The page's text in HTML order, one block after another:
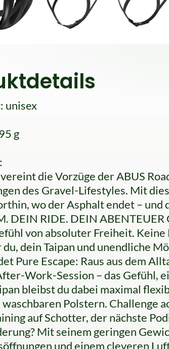
unisex
g
die Vorzüge der ABUS
des Gravel-Lifestyles. Mit
wo der Asphalt endet – und
DEIN RIDE. DEIN
von absoluter Freiheit. Keine
du, dein Taipan und unendliche
Pure Escape: Raus aus dem
Work-Session – das Gefühl,
bleibst du dabei maximal
Polstern. Challenge
auf Schotter, der nächste
Mit seinem geringen
und einem cleveren